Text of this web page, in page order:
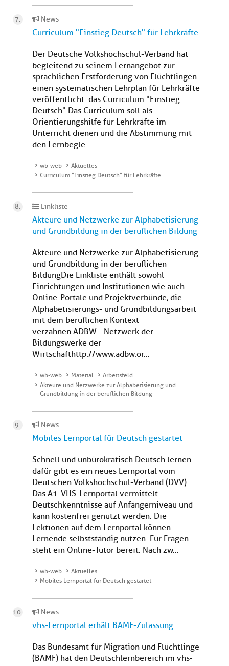
News
Curriculum "Einstieg Deutsch" für Lehrkräfte
Der Deutsche Volkshochschul-Verband hat
begleitend zu seinem Lernangebot zur
sprachlichen Erstförderung von Flüchtlingen
einen systematischen Lehrplan für Lehrkräfte
veröffentlicht: das Curriculum "Einstieg
Deutsch". Das Curriculum soll als
Orientierungshilfe für Lehrkräfte im
Unterricht dienen und die Abstimmung mit
den Lernbegle...
wb-web
Aktuelles
Curriculum "Einstieg Deutsch" für Lehrkräfte
Linkliste
Akteure und Netzwerke zur Alphabetisierung
und Grundbildung in der beruflichen Bildung
Akteure und Netzwerke zur Alphabetisierung
und Grundbildung in der beruflichen
BildungDie Linkliste enthält sowohl
Einrichtungen und Institutionen wie auch
Online-Portale und Projektverbünde, die
Alphabetisierungs- und Grundbildungsarbeit
mit dem beruflichen Kontext
verzahnen. ADBW - Netzwerk der
Bildungswerke der
Wirtschafthttp://www.adbw.or...
wb-web Material
Arbeitsfeld
Akteure und Netzwerke zur Alphabetisierung und
Grundbildung in der beruflichen Bildung
News
Mobiles Lernportal für Deutsch gestartet
Schnell und unbürokratisch Deutsch lernen –
dafür gibt es ein neues Lernportal vom
Deutschen Volkshochschul-Verband (DVV).
Das A1-VHS-Lernportal vermittelt
Deutschkenntnisse auf Anfängerniveau und
kann kostenfrei genutzt werden. Die
Lektionen auf dem Lernportal können
Lernende selbstständig nutzen. Für Fragen
steht ein Online-Tutor bereit. Nach zw...
wb-web
Aktuelles
Mobiles Lernportal für Deutsch gestartet
News
vhs-Lernportal erhält BAMF-Zulassung
Das Bundesamt für Migration und Flüchtlinge
(BAMF) hat den Deutschlernbereich im vhs-